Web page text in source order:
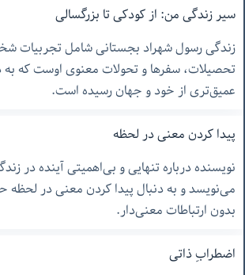
سیر زندگی من: از کودکی تا بزرگسالی
زندگی رسول شهراد بجستانی شامل تجربیات
تحصیلات، سفرها و تحولات معنوی اوست که
عمیق‌تری از خود و جهان رسیده است.
پیدا کردن معنی در لحظه
نویسنده درباره تنهایی و بی‌اهمیتی آینده در
می‌نویسد و به دنبال پیدا کردن معنی در لحظه
بدون ارتباطات معنی‌دار.
اضطرابِ ذاتی